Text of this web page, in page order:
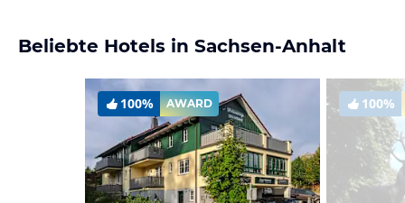
Beliebte Hotels in Sachsen-Anhalt
100% AWARD 100%